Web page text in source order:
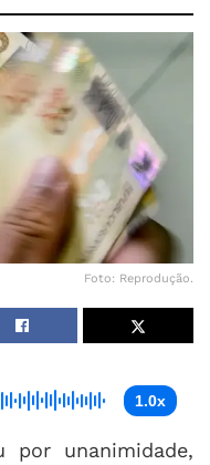
Foto: Reprodução.
1.0x
por unanimidade,